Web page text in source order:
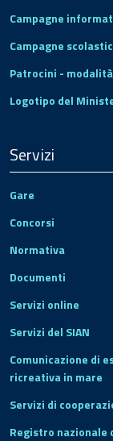
Campagne
Campagne
Patrocini - modalità
Logotipo del
Servizi
Gare
Concorsi
Normativa
Documenti
Servizi online
Servizi del SIAN
Comunicazione di
ricreativa in mare
Servizi di
Registro